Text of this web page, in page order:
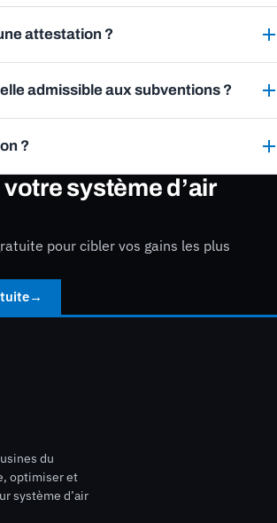
attestation ?
admissible aux subventions ?
?
système d’air
pour cibler vos gains les plus
→
du
optimiser et
système d’air